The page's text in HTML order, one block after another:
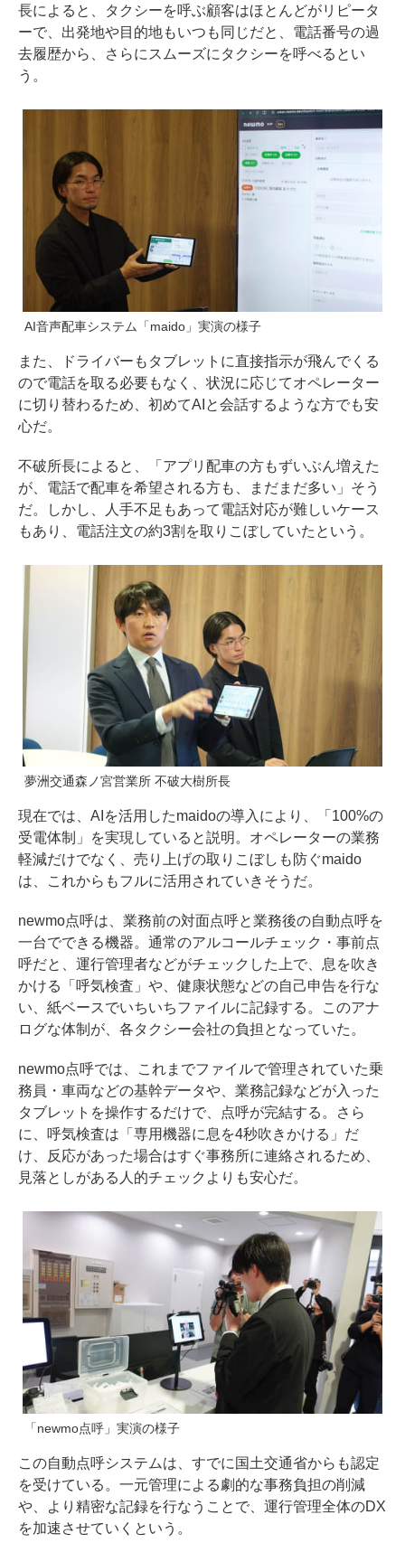
長によると、タクシーを呼ぶ顧客はほとんどがリピータ
ーで、出発地や目的地もいつも同じだと、電話番号の過
去履歴から、さらにスムーズにタクシーを呼べるとい
う。
AI音声配車システム「maido」実演の様子
また、ドライバーもタブレットに直接指示が飛んでくる
ので電話を取る必要もなく、状況に応じてオペレーター
に切り替わるため、初めてAIと会話するような方でも安
心だ。
不破所長によると、「アプリ配車の方もずいぶん増えた
が、電話で配車を希望される方も、まだまだ多い」そう
だ。しかし、人手不足もあって電話対応が難しいケース
もあり、電話注文の約3割を取りこぼしていたという。
夢洲交通森ノ宮営業所 不破大樹所長
現在では、AIを活用したmaidoの導入により、「100%の
受電体制」を実現していると説明。オペレーターの業務
軽減だけでなく、売り上げの取りこぼしも防ぐmaido
は、これからもフルに活用されていきそうだ。
newmo点呼は、業務前の対面点呼と業務後の自動点呼を
一台でできる機器。通常のアルコールチェック・事前点
呼だと、運行管理者などがチェックした上で、息を吹き
かける「呼気検査」や、健康状態などの自己申告を行な
い、紙ベースでいちいちファイルに記録する。このアナ
ログな体制が、各タクシー会社の負担となっていた。
newmo点呼では、これまでファイルで管理されていた乗
務員・車両などの基幹データや、業務記録などが入った
タブレットを操作するだけで、点呼が完結する。さら
に、呼気検査は「専用機器に息を4秒吹きかける」だ
け、反応があった場合はすぐ事務所に連絡されるため、
見落としがある人的チェックよりも安心だ。
「newmo点呼」実演の様子
この自動点呼システムは、すでに国土交通省からも認定
を受けている。一元管理による劇的な事務負担の削減
や、より精密な記録を行なうことで、運行管理全体のDX
を加速させていくという。